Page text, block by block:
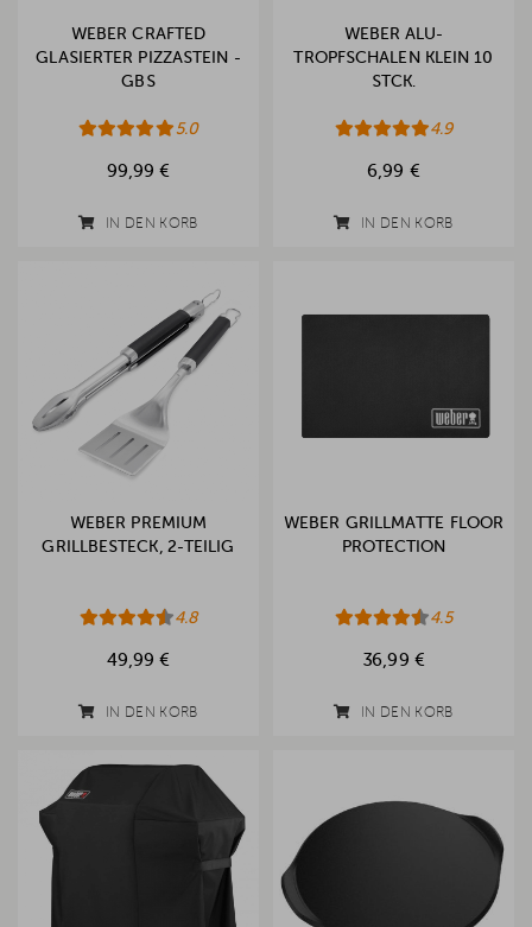
WEBER CRAFTED
GLASIERTER PIZZASTEIN -
GBS
5.0
99,99 €
IN DEN KORB
WEBER ALU-
TROPFSCHALEN KLEIN 10
STCK.
4.9
6,99 €
IN DEN KORB
WEBER PREMIUM
GRILLBESTECK, 2-TEILIG
4.8
49,99 €
IN DEN KORB
WEBER GRILLMATTE FLOOR
PROTECTION
4.5
36,99 €
IN DEN KORB